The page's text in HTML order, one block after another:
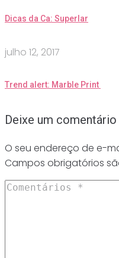
Dicas da Ca: Superlar
julho 12, 2017
Trend alert: Marble Print
Deixe um comentário
O seu endereço de e-
Campos obrigatórios